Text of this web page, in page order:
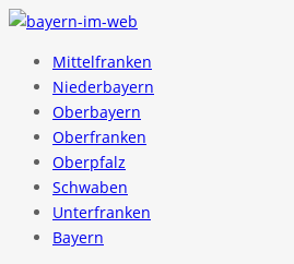
Mittelfranken
Niederbayern
Oberbayern
Oberfranken
Oberpfalz
Schwaben
Unterfranken
Bayern